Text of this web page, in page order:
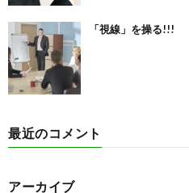
「視線」を操る!!!
最近のコメント
アーカイブ